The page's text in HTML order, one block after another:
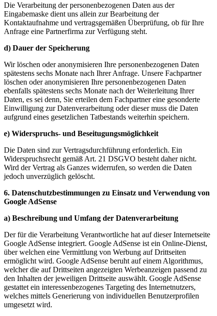
Die Verarbeitung der personenbezogenen Daten aus der
Eingabemaske dient uns allein zur Bearbeitung der
Kontaktaufnahme und vertragsgemäßen Überprüfung, ob für Ihre
Anfrage eine Partnerfirma zur Verfügung steht.
d) Dauer der Speicherung
Wir löschen oder anonymisieren Ihre personenbezogenen Daten
spätestens sechs Monate nach Ihrer Anfrage. Unsere Fachpartner
löschen oder anonymisieren Ihre personenbezogenen Daten
ebenfalls spätestens sechs Monate nach der Weiterleitung Ihrer
Daten, es sei denn, Sie erteilen dem Fachpartner eine gesonderte
Einwilligung zur Datenverarbeitung oder dieser muss die Daten
aufgrund eines gesetzlichen Tatbestands weiterhin speichern.
e) Widerspruchs- und Beseitugungsmöglichkeit
Die Daten sind zur Vertragsdurchführung erforderlich. Ein
Widerspruchsrecht gemäß Art. 21 DSGVO besteht daher nicht.
Wird der Vertrag als Ganzes widerrufen, so werden die Daten
jedoch unverzüglich gelöscht.
6. Datenschutzbestimmungen zu Einsatz und Verwendung von
Google AdSense
a) Beschreibung und Umfang der Datenverarbeitung
Der für die Verarbeitung Verantwortliche hat auf dieser Internetseite
Google AdSense integriert. Google AdSense ist ein Online-Dienst,
über welchen eine Vermittlung von Werbung auf Drittseiten
ermöglicht wird. Google AdSense beruht auf einem Algorithmus,
welcher die auf Drittseiten angezeigten Werbeanzeigen passend zu
den Inhalten der jeweiligen Drittseite auswählt. Google AdSense
gestattet ein interessenbezogenes Targeting des Internetnutzers,
welches mittels Generierung von individuellen Benutzerprofilen
umgesetzt wird.